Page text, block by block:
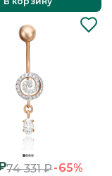
74 331₽-65%